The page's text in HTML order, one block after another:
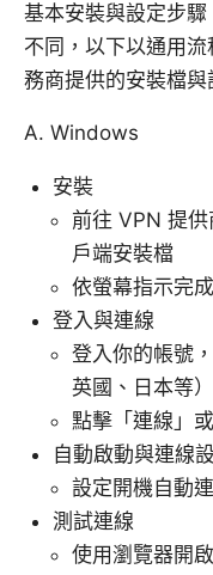
基本安裝與設定步
不同，以下以通用
務商提供的安裝檔與
A. Windows
安裝
前往 VPN 提
戶端安裝檔
依螢幕指示完
登入與連線
登入你的帳號
英國、日本等）
點擊「連線」
自動啟動與連線
設定開機自動
測試連線
使用瀏覽器開